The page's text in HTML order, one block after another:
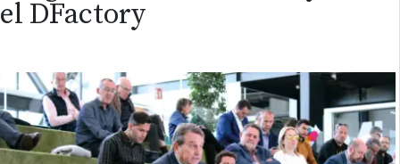
el DFactory